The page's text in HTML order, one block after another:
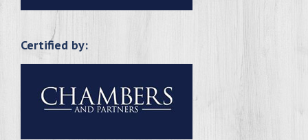
Certified by: